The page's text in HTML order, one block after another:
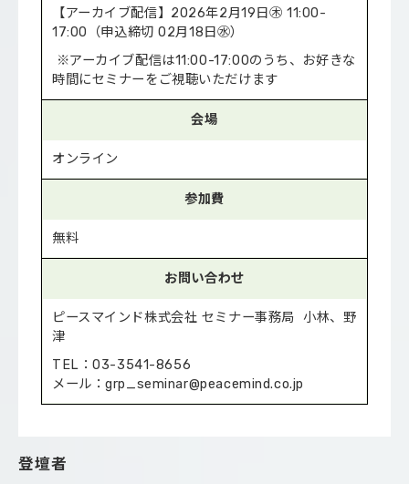
【アーカイブ配信】2026年2月19日㊍ 11:00-
17:00（申込締切 02月18日㊌）
※アーカイブ配信は11:00-17:00のうち、お好きな
時間にセミナーをご視聴いただけます
会場
オンライン
参加費
無料
お問い合わせ
ピースマインド株式会社 セミナー事務局 小林、野
津
TEL：03-3541-8656
メール：grp_seminar@peacemind.co.jp
登壇者